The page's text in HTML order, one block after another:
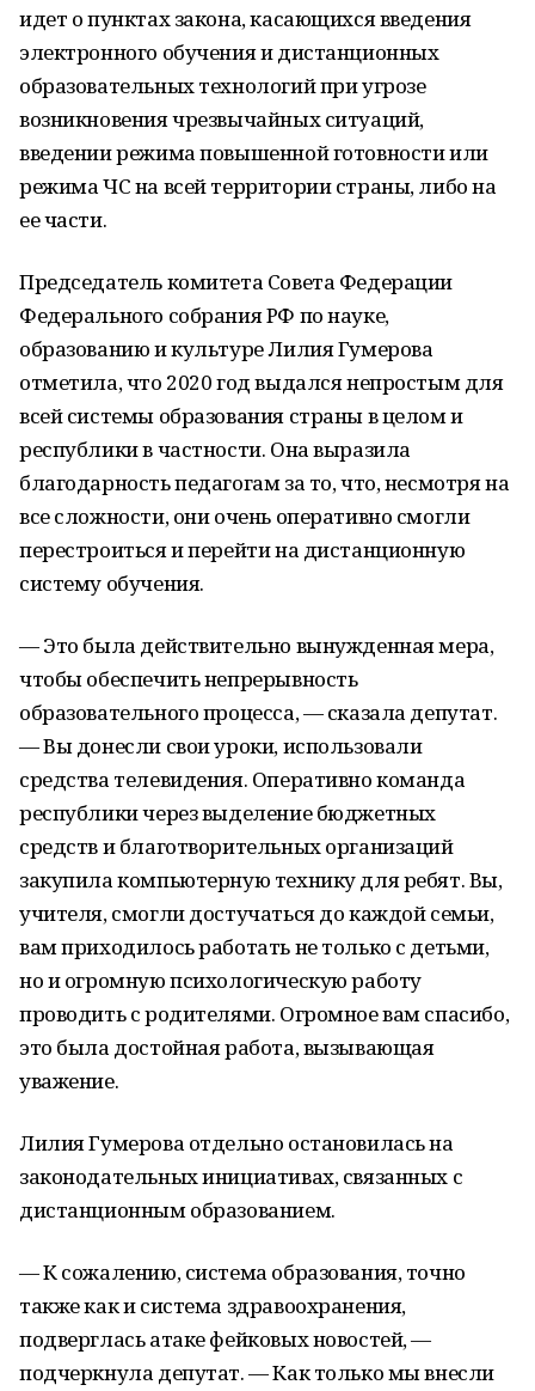
идет о пунктах закона, касающихся введения
электронного обучения и дистанционных
образовательных технологий при угрозе
возникновения чрезвычайных ситуаций,
введении режима повышенной готовности или
режима ЧС на всей территории страны, либо на
ее части.
Председатель комитета Совета Федерации
Федерального собрания РФ по науке,
образованию и культуре Лилия Гумерова
отметила, что 2020 год выдался непростым для
всей системы образования страны в целом и
республики в частности. Она выразила
благодарность педагогам за то, что, несмотря на
все сложности, они очень оперативно смогли
перестроиться и перейти на дистанционную
систему обучения.
— Это была действительно вынужденная мера,
чтобы обеспечить непрерывность
образовательного процесса, — сказала депутат.
— Вы донесли свои уроки, использовали
средства телевидения. Оперативно команда
республики через выделение бюджетных
средств и благотворительных организаций
закупила компьютерную технику для ребят. Вы,
учителя, смогли достучаться до каждой семьи,
вам приходилось работать не только с детьми,
но и огромную психологическую работу
проводить с родителями. Огромное вам спасибо,
это была достойная работа, вызывающая
уважение.
Лилия Гумерова отдельно остановилась на
законодательных инициативах, связанных с
дистанционным образованием.
— К сожалению, система образования, точно
также как и система здравоохранения,
подверглась атаке фейковых новостей, —
подчеркнула депутат. — Как только мы внесли